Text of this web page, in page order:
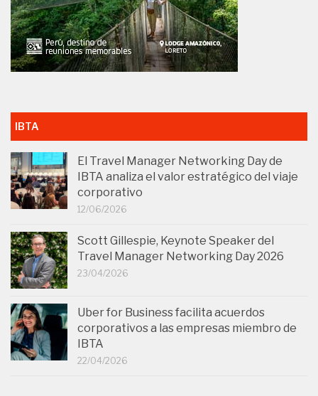
IBTA
El Travel Manager Networking Day de
IBTA analiza el valor estratégico del viaje
corporativo
12/06/2026
Scott Gillespie, Keynote Speaker del
Travel Manager Networking Day 2026
23/04/2026
Uber for Business facilita acuerdos
corporativos a las empresas miembro de
IBTA
22/04/2026